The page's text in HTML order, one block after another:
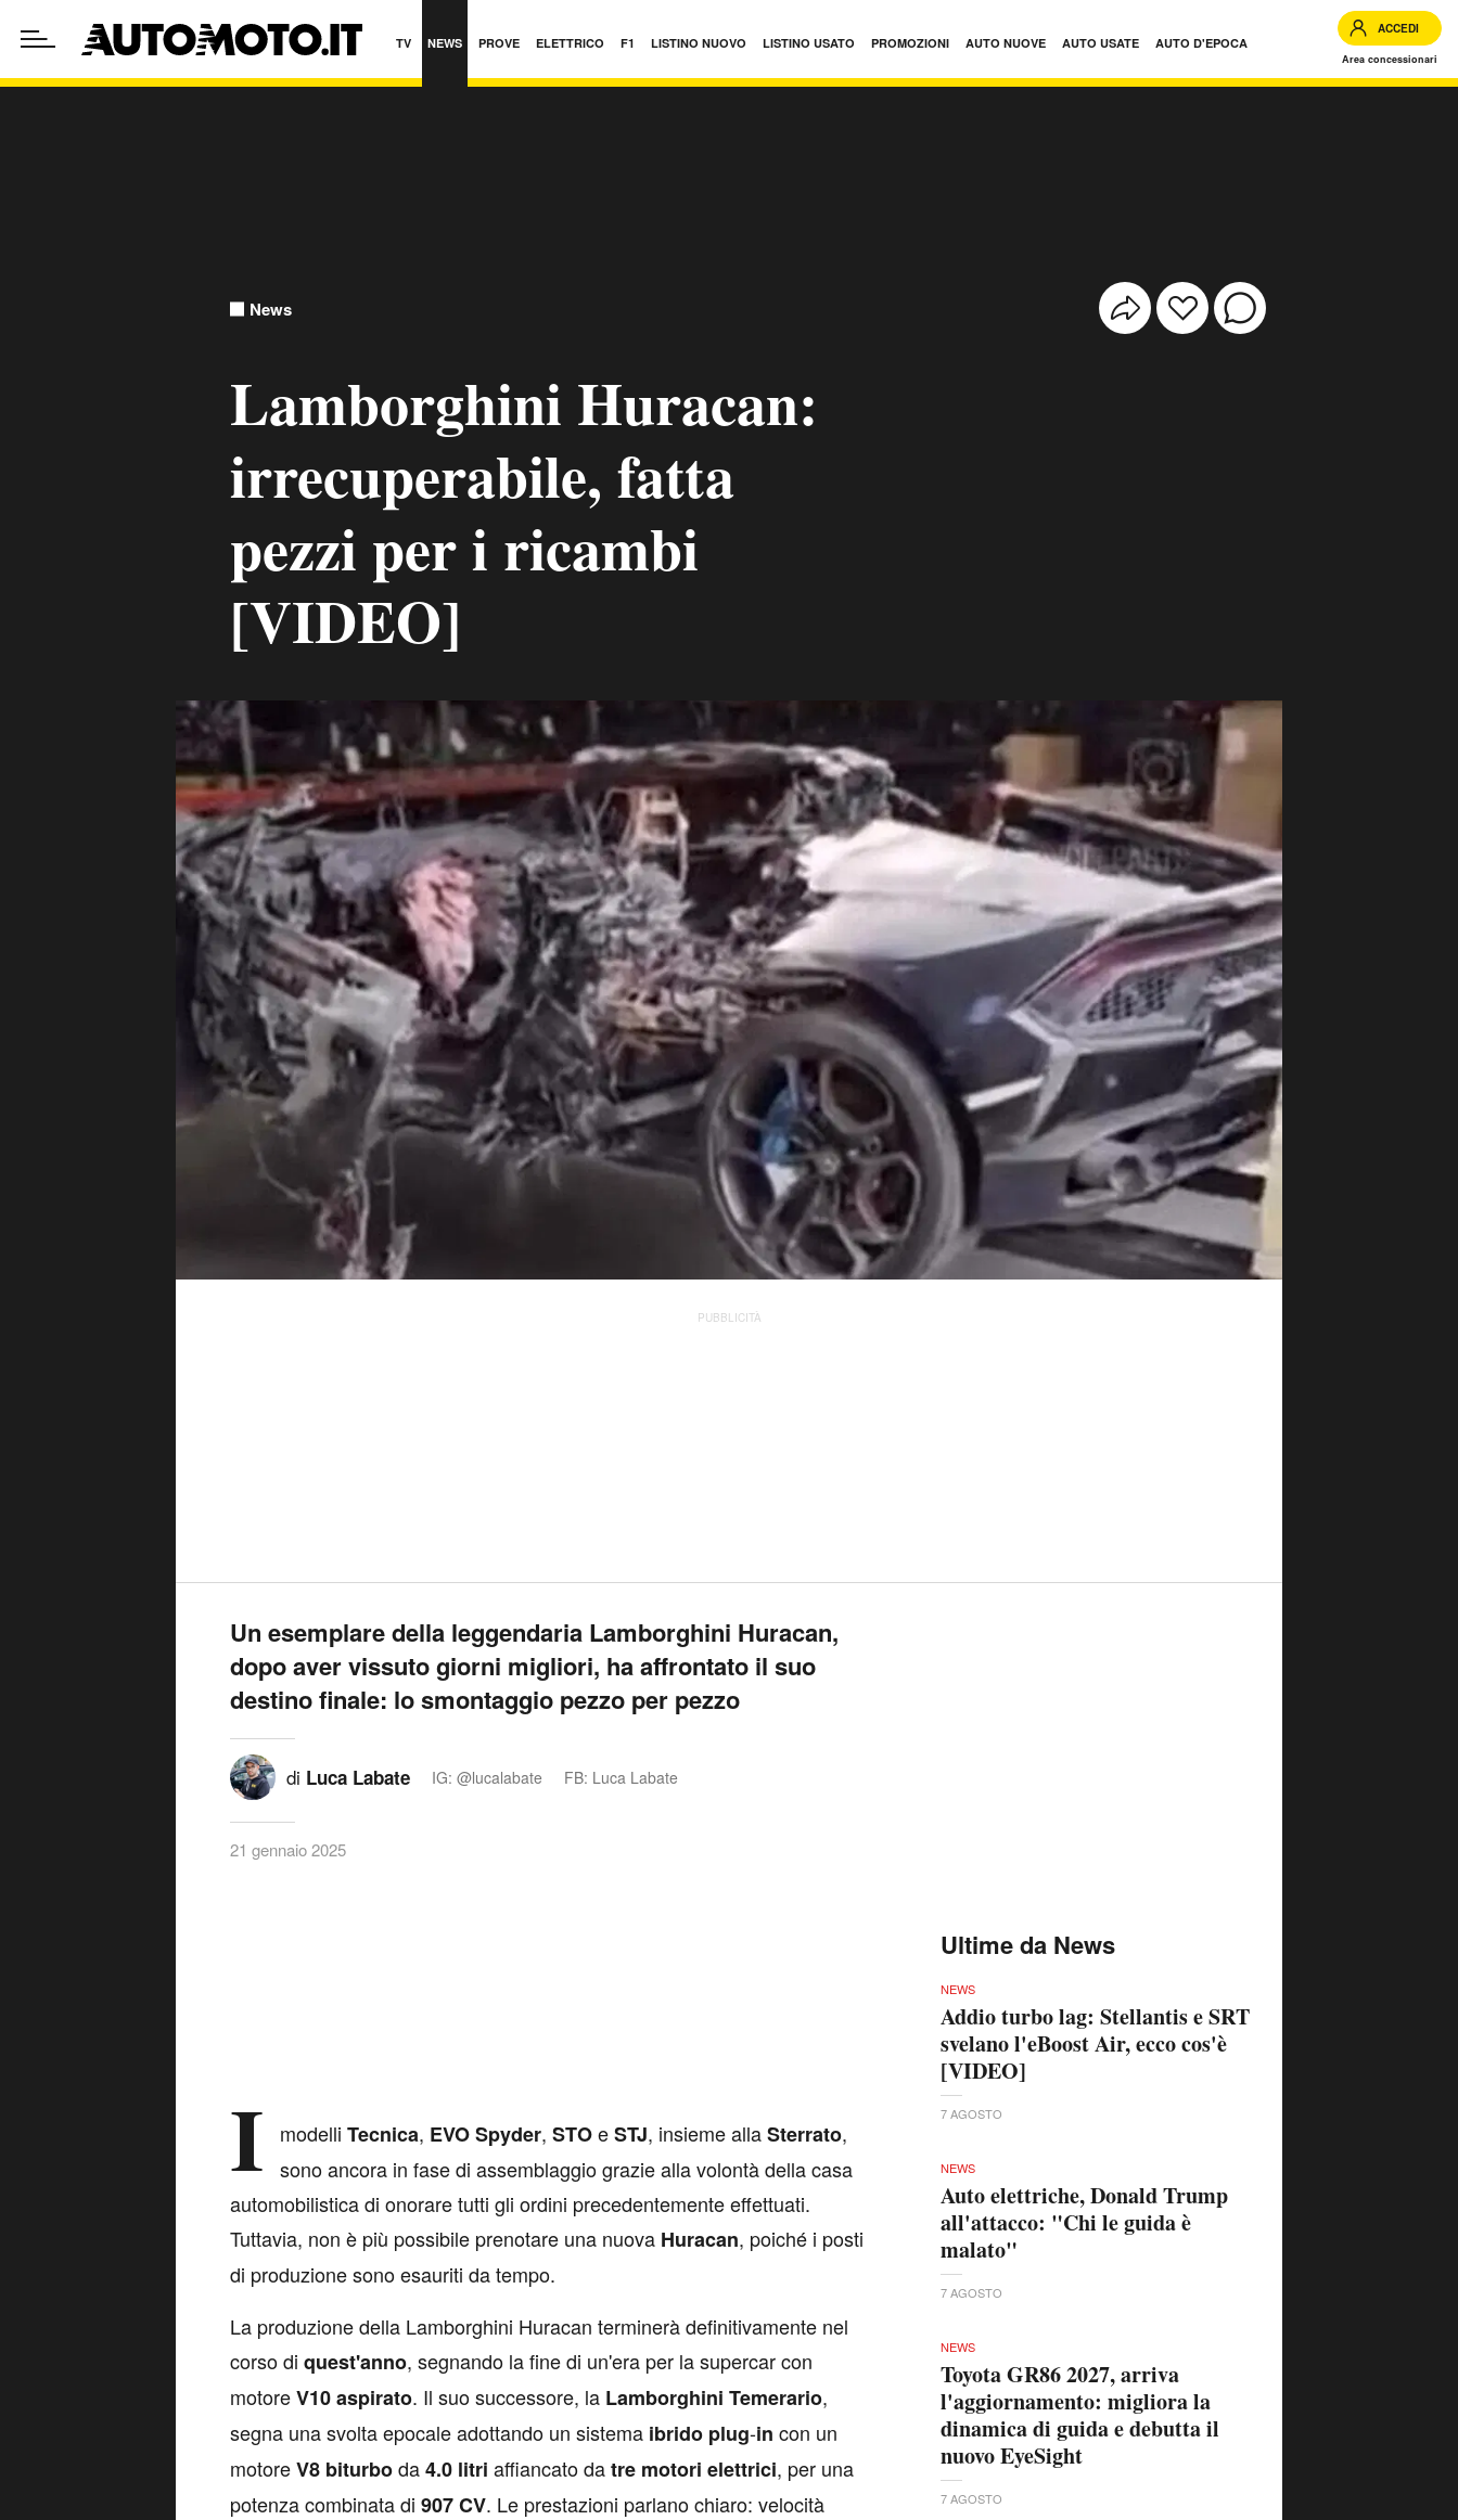
TV NEWS PROVE ELETTRICO F1 LISTINO NUOVO LISTINO USATO PROMOZIONI AUTO NUOVE AUTO USATE AUTO D'EPOCA
ACCEDI
Area concessionari
News
Lamborghini Huracan:
irrecuperabile, fatta
pezzi per i ricambi
[VIDEO]
PUBBLICITÀ
Un esemplare della leggendaria Lamborghini Huracan,
dopo aver vissuto giorni migliori, ha affrontato il suo
destino finale: lo smontaggio pezzo per pezzo
di Luca Labate IG: @lucalabate FB: Luca Labate
21 gennaio 2025
I modelli Tecnica, EVO Spyder, STOeSTJ, insieme allaSterrato,
sono ancora in fase di assemblaggio grazie alla volontà della casa
automobilistica di onorare tutti gli ordini precedentemente effettuati.
Tuttavia, non è più possibile prenotare una nuova Huracan, poiché i posti
di produzione sono esauriti da tempo.
La produzione della Lamborghini Huracan terminerà definitivamente nel
corso di quest'anno, segnando la fine di un'era per la supercar con
motoreV10 aspirato. Il suo successore, la Lamborghini Temerario,
segna una svolta epocale adottando un sistema ibrido plug-in con un
motoreV8 biturboda4.0 litri affiancato datre motori elettrici, per una
potenza combinata di 907 CV. Le prestazioni parlano chiaro: velocità
Ultime da News
NEWS
Addio turbo lag: Stellantis e SRT
svelano l'eBoost Air, ecco cos'è
[VIDEO]
7 AGOSTO
NEWS
Auto elettriche, Donald Trump
all'attacco: "Chi le guida è
malato"
7 AGOSTO
NEWS
Toyota GR86 2027, arriva
l'aggiornamento: migliora la
dinamica di guida e debutta il
nuovo EyeSight
7 AGOSTO